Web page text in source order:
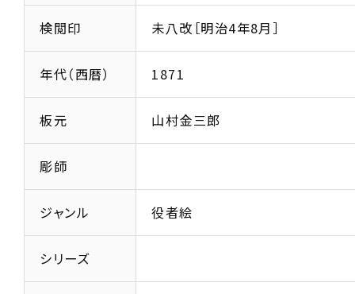
検閲印 未八改［明治4年8月］
年代（西暦） 1871
板元 山村金三郎
彫師
ジャンル 役者絵
シリーズ